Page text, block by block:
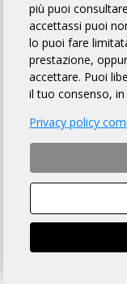
BRI-17097
9h 00m
upol
BRI-17098
9h 00m
BRI-17099
Bera
BRI-17100
Logos
BRI-17101
10h 11m
più puoi
accettassi puoi
lo puoi fare
prestazione,
accettare. Puoi
il tuo consenso,
Privacy policy